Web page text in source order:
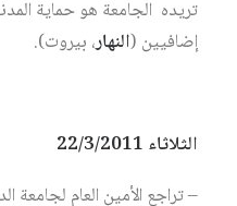
تريده الجامعة هو حماية
إضافيين (النهار، بيروت).
الثلاثاء 22/3/2011
– تراجع الأمين العام